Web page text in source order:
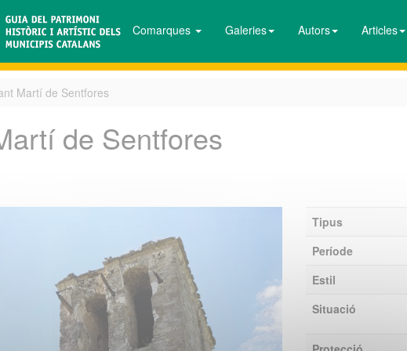
Comarques Galeries Autors Articles
Martí de Sentfores
de Sentfores
Tipus
Període
Estil
Situació